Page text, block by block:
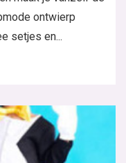
ontwierp
setjes en...